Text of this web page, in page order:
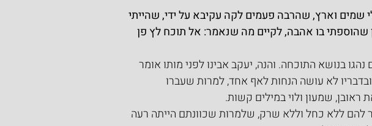
שמים וארץ, שהרבה פעמים לקה עקיבא על ידי, שהייתי
שהוספתי בו אהבה, לקיים מה שנאמר: אל תוכח לץ פן
בנושא התוכחה. והנה, יעקב אבינו לפני מותו אומר
לא עושה הנחות לאף אחד, למרות שעברו
ראובן, שמעון ולוי במילים קשות.
להם ללא כחל וללא שרק, שלמרות שכוונתם הייתה רעה